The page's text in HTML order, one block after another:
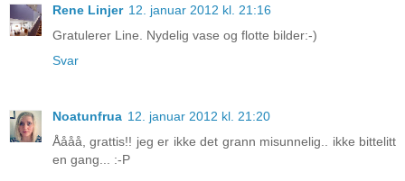
Rene Linjer 12. januar 2012 kl. 21:16
Gratulerer Line. Nydelig vase og flotte bilder:-)
Svar
Noatunfrua 12. januar 2012 kl. 21:20
Åååå, grattis!! jeg er ikke det grann misunnelig.. ikke bittelitt
en gang... :-P